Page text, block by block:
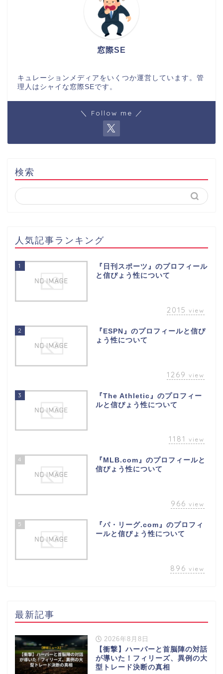
窓際SE
キュレーションメディアをいくつか運営しています。管
理人はシャイな窓際SEです。
＼ Follow me ／
検索
人気記事ランキング
1
『日刊スポーツ』のプロフィール
と信ぴょう性について
2015 view
2
『ESPN』のプロフィールと信ぴ
ょう性について
1269 view
3
『The Athletic』のプロフィー
ルと信ぴょう性について
1181 view
4
『MLB.com』のプロフィールと
信ぴょう性について
966 view
5
『パ・リーグ.com』のプロフィ
ールと信ぴょう性について
896 view
最新記事
2026年8月8日
【衝撃】ハーパーと首脳陣の対話
が導いた！フィリーズ、異例の大
型トレード決断の真相